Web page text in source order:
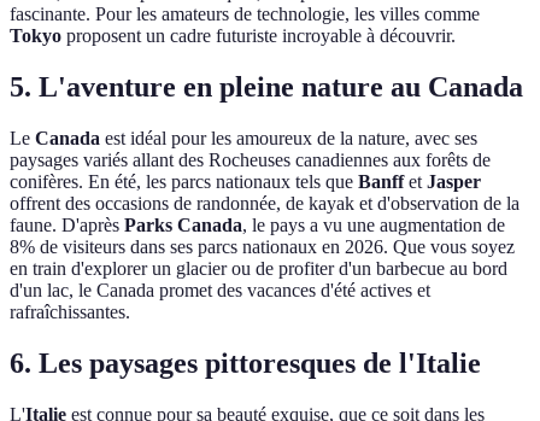
fascinante. Pour les amateurs de technologie, les villes comme
Tokyo proposent un cadre futuriste incroyable à découvrir.
5. L'aventure en pleine nature au Canada
Le Canada est idéal pour les amoureux de la nature, avec ses
paysages variés allant des Rocheuses canadiennes aux forêts de
conifères. En été, les parcs nationaux tels que Banffet Jasper
offrent des occasions de randonnée, de kayak et d'observation de la
faune. D'après Parks Canada, le pays a vu une augmentation de
8% de visiteurs dans ses parcs nationaux en 2026. Que vous soyez
en train d'explorer un glacier ou de profiter d'un barbecue au bord
d'un lac, le Canada promet des vacances d'été actives et
rafraîchissantes.
6. Les paysages pittoresques de l'Italie
L'Italie est connue pour sa beauté exquise, que ce soit dans les